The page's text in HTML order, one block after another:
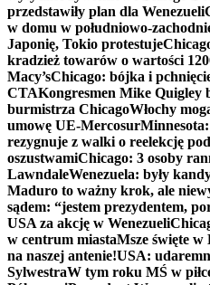
przedstawiły plan dla Wenezueli
w domu w południowo-
Japonię, Tokio protestuje
kradzież towarów o wartości
Macy’sChicago: bójka i
CTAKongresmen Mike Quigley
burmistrza ChicagoWłochy
umowę UE-Mercosur
rezygnuje z walki o reelekcję
oszustwamiChicago: 3 osoby
LawndaleWenezuela: były
Maduro to ważny krok, ale
sądem: “jestem prezydentem,
USA za akcję w Wenezueli
w centrum miastaMsze święte w
na naszej antenie!USA:
SylwestraW tym roku MŚ w